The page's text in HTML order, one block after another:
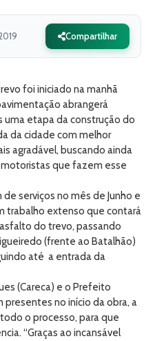
Compartilhar
foi iniciado na manhã
abrangerá
uma etapa da construção do
da cidade com melhor
agradável, buscando ainda
que fazem esse
serviços no mês de Junho e
trabalho extenso que contará
do trevo, passando
(frente ao Batalhão)
até a entrada da
(Careca) e o Prefeito
presentes no início da obra, a
o processo, para que
“Graças ao incansável